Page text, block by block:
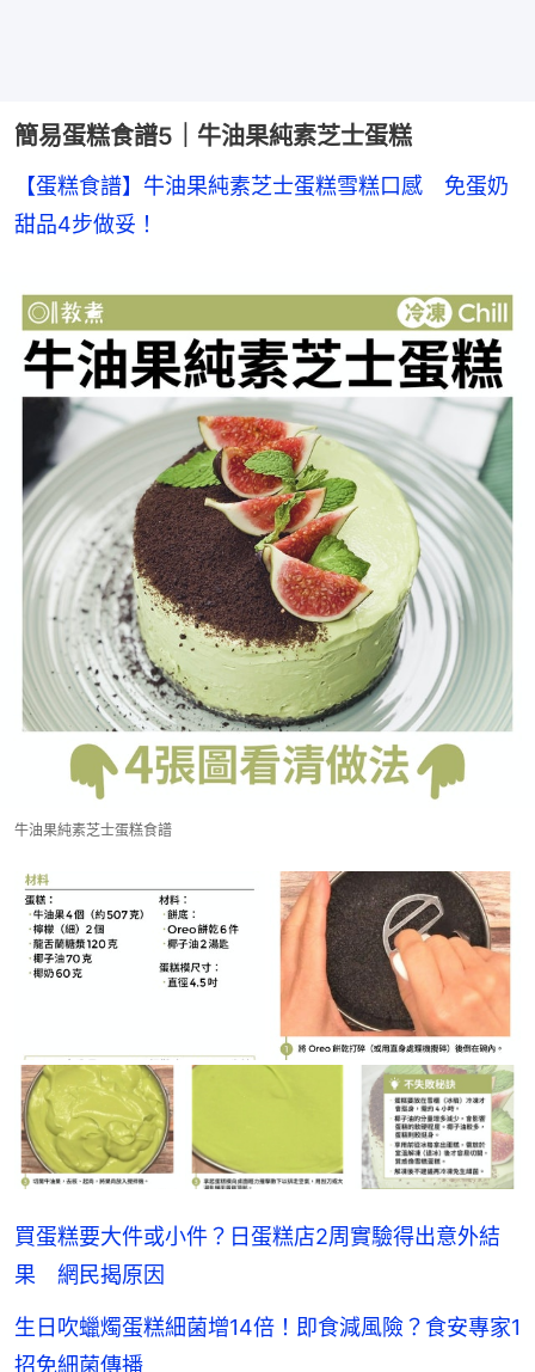
簡易蛋糕食譜5｜牛油果純素芝士蛋糕
【蛋糕食譜】牛油果純素芝士蛋糕雪糕口感　免蛋奶
甜品4步做妥！
牛油果純素芝士蛋糕食譜
買蛋糕要大件或小件？日蛋糕店2周實驗得出意外結
果 網民揭原因
生日吹蠟燭蛋糕細菌增14倍！即食減風險？食安專家1
招免細菌傳播